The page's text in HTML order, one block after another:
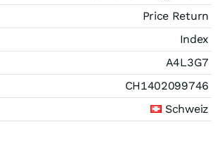
Price Return
Index
A4L3G7
CH1402099746
Schweiz